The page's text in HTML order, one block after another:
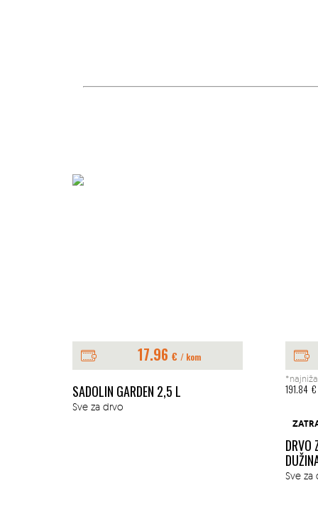
17.96 € / kom
SADOLIN GARDEN 2,5 L
Sve za drvo
191.84 €
DRVO
Sve za